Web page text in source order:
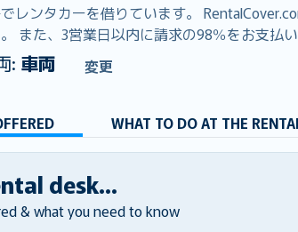
レンタカーを借りています。
また、3営業日以内に請求の98％をお支払
: 車両 変更
WHAT TO DO AT THE
desk...
& what you need to know